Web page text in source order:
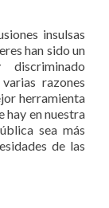
insulsas
han sido un
razones
herramienta
hay en nuestra
sea más
de las